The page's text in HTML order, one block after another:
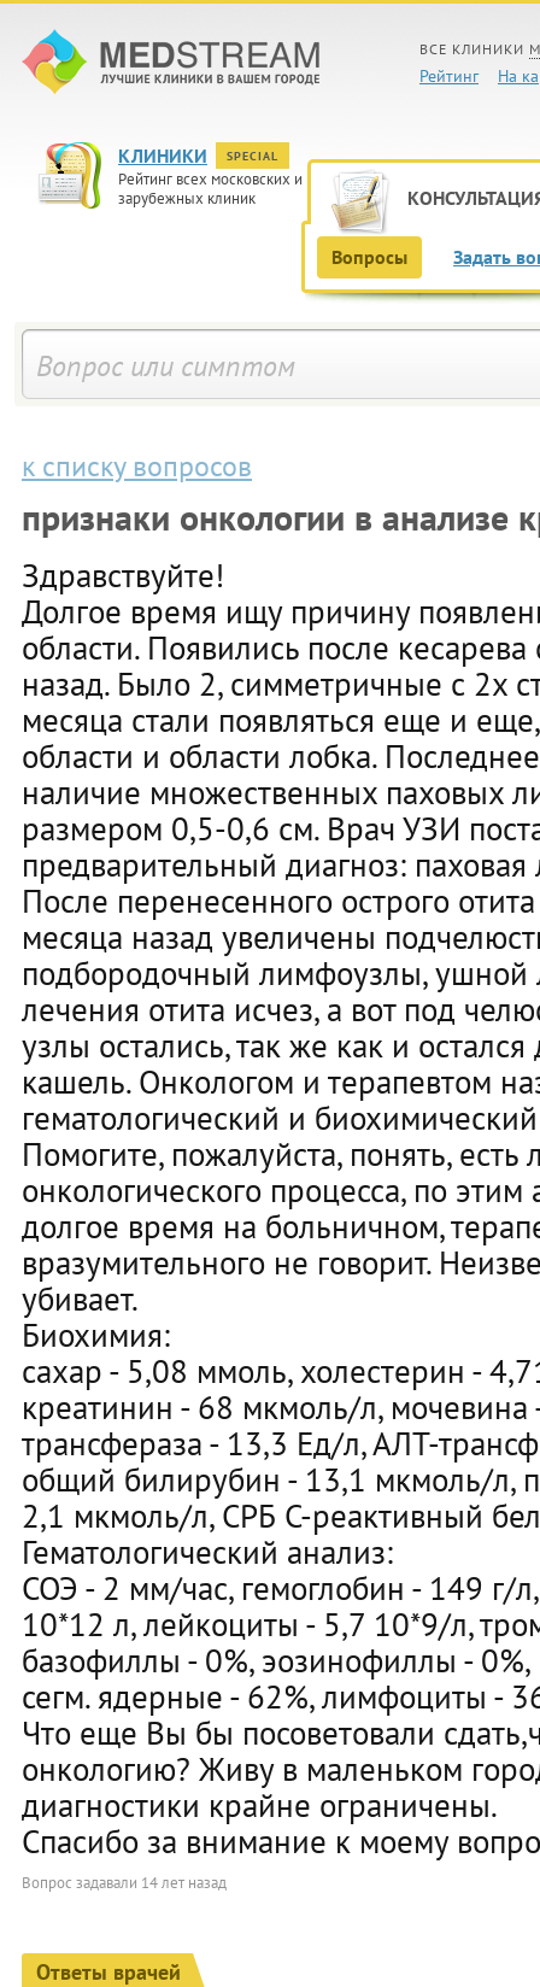
ВСЕ КЛИНИКИ
Рейтинг На
КЛИНИКИ SPECIAL
Рейтинг всех московских и
зарубежных клиник
Вопросы Задать
к списку вопросов
признаки онкологии в анализе
Здравствуйте!
Долгое время ищу причину
области. Появились после
назад. Было 2, симметричные с 2х
месяца стали появляться еще и
области и области лобка.
наличие множественных паховых
размером 0,5-0,6 см. Врач УЗИ
предварительный диагноз:
После перенесенного острого
месяца назад увеличены
подбородочный лимфоузлы, ушной
лечения отита исчез, а вот под
узлы остались, так же как и
кашель. Онкологом и терапевтом
гематологический и
Помогите, пожалуйста, понять, есть
онкологического процесса, по
долгое время на больничном,
вразумительного не говорит.
убивает.
Биохимия:
сахар - 5,08 ммоль, холестерин -
креатинин - 68 мкмоль/л,
трансфераза - 13,3 Ед/л, АЛТ-
общий билирубин - 13,1 мкмоль/л,
2,1 мкмоль/л, СРБ С-реактивный
Гематологический анализ:
СОЭ - 2 мм/час, гемоглобин - 149 г/
10*12 л, лейкоциты - 5,7 10*9/л,
базофиллы - 0%, эозинофиллы - 0%,
сегм. ядерные - 62%, лимфоциты -
Что еще Вы бы посоветовали
онкологию? Живу в маленьком
диагностики крайне ограничены.
Спасибо за внимание к моему
Вопрос задавали 14 лет назад
Ответы врачей